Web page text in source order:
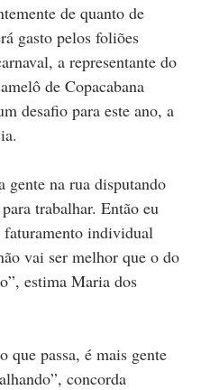
de quanto de
gasto pelos foliões
a representante do
de Copacabana
desafio para este ano, a
gente na rua disputando
trabalhar. Então eu
faturamento individual
vai ser melhor que o do
estima Maria dos
que passa, é mais gente
concorda